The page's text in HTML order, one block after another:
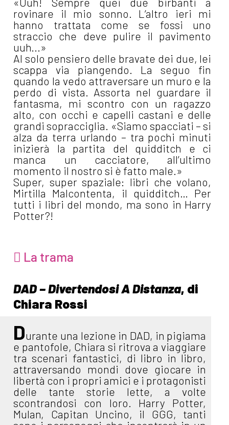
rovinare il mio sonno. L’altro ieri mi
hanno trattata come se fossi uno
straccio che deve pulire il pavimento
uuh...»
Al solo pensiero delle bravate dei due, lei
scappa via piangendo. La seguo fin
quando la vedo attraversare un muro e la
perdo di vista. Assorta nel guardare il
fantasma, mi scontro con un ragazzo
alto, con occhi e capelli castani e delle
grandi sopracciglia. «Siamo spacciati – si
alza da terra urlando – tra pochi minuti
inizierà la partita del quidditch e ci
manca un cacciatore, all’ultimo
momento il nostro si è fatto male.»
Super, super spaziale: libri che volano,
Mirtilla Malcontenta, il quidditch… Per
tutti i libri del mondo, ma sono in Harry
Potter?!
La trama
DAD – Divertendosi A Distanza, di
Chiara Rossi
Durante una lezione in DAD, in pigiama
e pantofole, Chiara si ritrova a viaggiare
tra scenari fantastici, di libro in libro,
attraversando mondi dove giocare in
libertà con i propri amici e i protagonisti
delle tante storie lette, a volte
scontrandosi con loro. Harry Potter,
Mulan, Capitan Uncino, il GGG, tanti